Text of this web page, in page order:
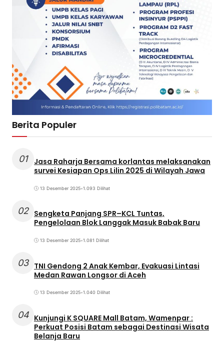
Berita Populer
01
Jasa Raharja Bersama korlantas melaksanakan
survei Kesiapan Ops Lilin 2025 di Wilayah Jawa
13 Desember 2025•1.093 Dilihat
02 Sengketa Panjang SPR–KCL Tuntas,
Pengelolaan Blok Langgak Masuk Babak Baru
13 Desember 2025•1.081 Dilihat
03 TNI Gendong 2 Anak Kembar, Evakuasi Lintasi
Medan Rawan Longsor di Aceh
13 Desember 2025•1.040 Dilihat
04 Kunjungi K SQUARE Mall Batam, Wamenpar :
Perkuat Posisi Batam sebagai Destinasi Wisata
Belanja Baru